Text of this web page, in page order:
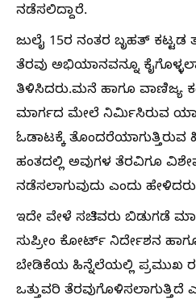
ನಡೆಸಲಿದ್ದಾರೆ.
ಜುಲೈ 15ರ ನಂತರ ಬೃಹತ್‌ ಕಟ್ಟಡ
ತೆರವು ಅಭಿಯಾನವನ್ನೂ
ತಿಳಿಸಿದರು.ಮನೆ ಹಾಗೂ ವಾಣಿಜ್ಯ
ಮಾರ್ಗದ ಮೇಲೆ ನಿರ್ಮಿಸಿರುವ
ಓಡಾಟಕ್ಕೆ
ಹಂತದಲ್ಲಿ ಅವುಗಳ ತೆರವಿಗೂ
ನಡೆಸಲಾಗುವುದು ಎಂದು
ಇದೇ ವೇಳೆ ಸಚಿವರು ಬಿಡುಗಡೆ
ಸುಪ್ರೀಂ ಕೋರ್ಟ್‌ ನಿರ್ದೇಶನ
ಬೇಡಿಕೆಯ ಹಿನ್ನೆಲೆಯಲ್ಲಿ ಪ್ರಮುಖ
ಒತ್ತುವರಿ ತೆರವುಗೊಳಿಸಲಾಗುತ್ತಿದೆ